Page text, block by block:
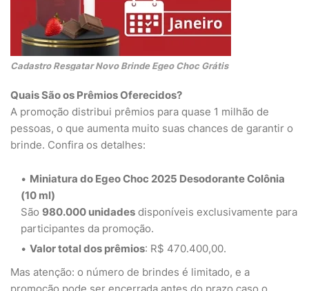
Cadastro Resgatar Novo Brinde Egeo Choc Grátis
Quais São os Prêmios Oferecidos?
A promoção distribui prêmios para quase 1 milhão de
pessoas, o que aumenta muito suas chances de garantir o
brinde. Confira os detalhes:
Miniatura do Egeo Choc 2025 Desodorante Colônia
(10 ml)
São 980.000 unidades disponíveis exclusivamente para
participantes da promoção.
Valor total dos prêmios: R$ 470.400,00.
Mas atenção: o número de brindes é limitado, e a